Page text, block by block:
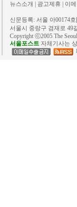
뉴스소개 광고제휴 이
신문등록: 서울 아00174
서울시 중랑구 겸재로 49
Copyright ⓒ2005 The
서울포스트 자체기사는